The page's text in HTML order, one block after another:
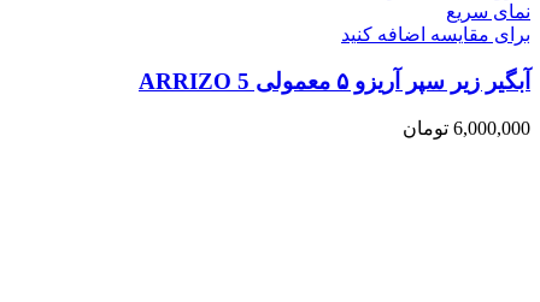
نمای سریع
برای مقایسه اضافه کنید
آبگیر زیر سپر آریزو ۵ معمولی ARRIZO 5
6,000,000 تومان